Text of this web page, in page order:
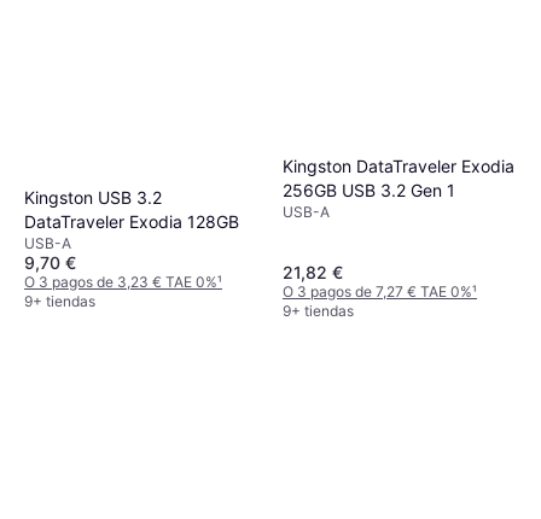
Kingston USB 3.2
DataTraveler Exodia 128GB
USB-A
9,70 €
O 3 pagos de 3,23 € TAE 0%¹
9+ tiendas
Kingston DataTraveler Exodia
256GB USB 3.2 Gen 1
USB-A
21,82 €
O 3 pagos de 7,27 € TAE 0%¹
9+ tiendas